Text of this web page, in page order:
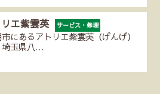
リエ紫雲英 サービス・修理
にあるアトリエ紫雲英（げんげ）
埼玉県八…